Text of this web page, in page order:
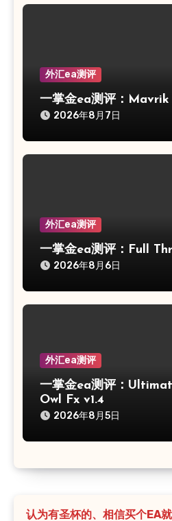
外汇ea测评
一掌金ea测评：
2026年8月7日
外汇ea测评
一掌金ea测评：Full
2026年8月6日
外汇ea测评
一掌金ea测评：
Owl Fx v1.4
2026年8月5日
认为有圣杯的、相信买个EA